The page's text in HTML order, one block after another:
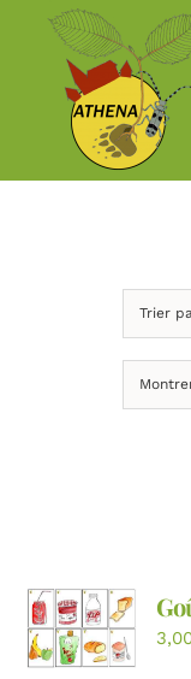
Passer
contenu
Trier